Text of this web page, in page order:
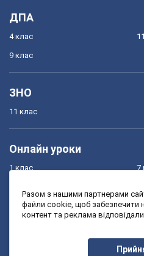
ДПА
4 клас
9 клас
ЗНО
11 клас
Онлайн уроки
1 клас
3 клас
7
9
Разом з нашими партнерами
файли cookie, щоб забезпечити
контент та реклама